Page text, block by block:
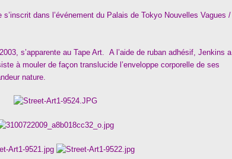
dans l’événement du Palais de Tokyo Nouvelles Vagues /
s’apparente au Tape Art. A l’aide de ruban adhésif, Jenkins a
à mouler de façon translucide l’enveloppe corporelle de ses
nature.